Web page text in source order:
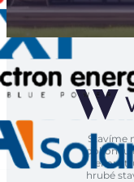
Stavíme
hrubé